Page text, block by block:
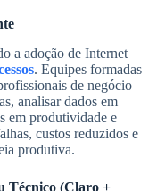
a adoção de Internet
. Equipes formadas
de negócio
analisar dados em
em produtividade e
custos reduzidos e
produtiva.
Técnico (Claro +